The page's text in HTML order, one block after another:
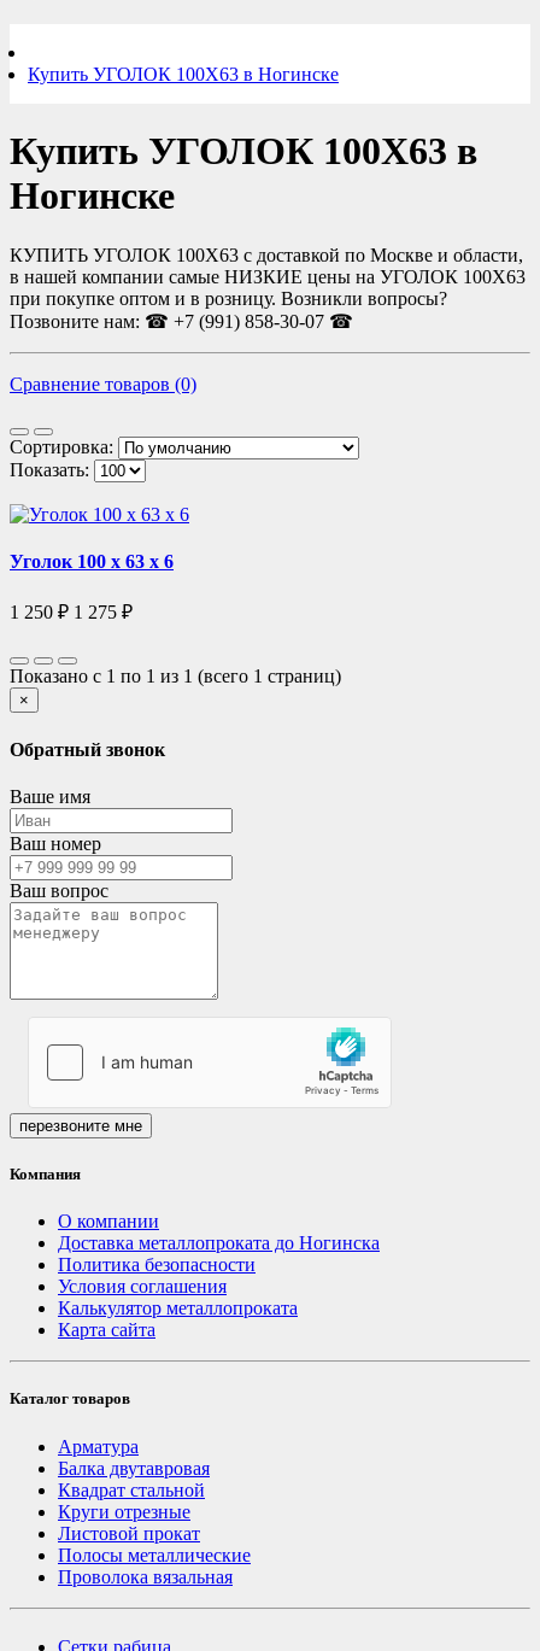
Купить УГОЛОК 100Х63 в Ногинске
Купить УГОЛОК 100Х63 в
Ногинске
КУПИТЬ УГОЛОК 100Х63 с доставкой по Москве и области,
в нашей компании самые НИЗКИЕ цены на УГОЛОК 100Х63
при покупке оптом и в розницу. Возникли вопросы?
Позвоните нам: ☎ +7 (991) 858-30-07 ☎
Сравнение товаров (0)
Сортировка:
Показать:
Уголок 100 х 63 х 6
1 250 ₽ 1 275 ₽
Показано с 1 по 1 из 1 (всего 1 страниц)
×
Обратный звонок
Ваше имя
Ваш номер
Ваш вопрос
перезвоните мне
Компания
О компании
Доставка металлопроката до Ногинска
Политика безопасности
Условия соглашения
Калькулятор металлопроката
Карта сайта
Каталог товаров
Арматура
Балка двутавровая
Квадрат стальной
Круги отрезные
Листовой прокат
Полосы металлические
Проволока вязальная
Сетки рабица